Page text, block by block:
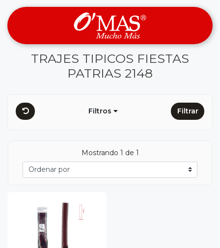
TRAJES TIPICOS FIESTAS
PATRIAS 2148
Filtros Filtrar
Mostrando 1 de 1